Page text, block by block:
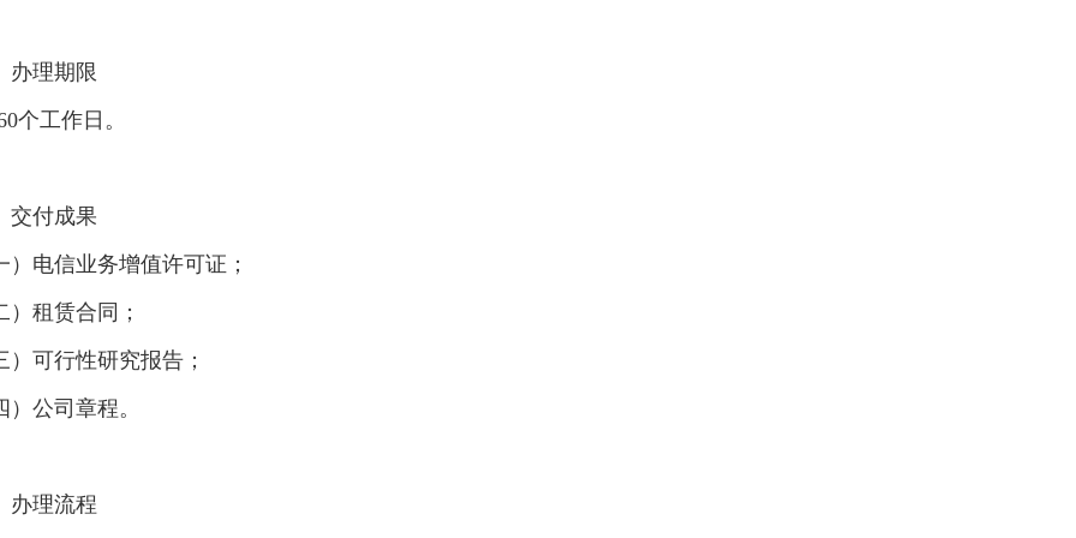
办理期限
个工作日。
交付成果
）电信业务增值许可证；
）租赁合同；
）可行性研究报告；
）公司章程。
办理流程